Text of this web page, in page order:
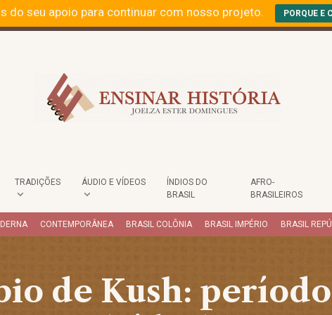
do seu apoio para continuar com nosso projeto. PORQUE E
TRADIÇÕES ÁUDIO E VÍDEOS
ÍNDIOS DO
BRASIL
AFRO-
BRASILEIROS
CONTEMPORÂNEA BRASIL COLÔNIA BRASIL IMPÉRIO BRASIL
de Kush: